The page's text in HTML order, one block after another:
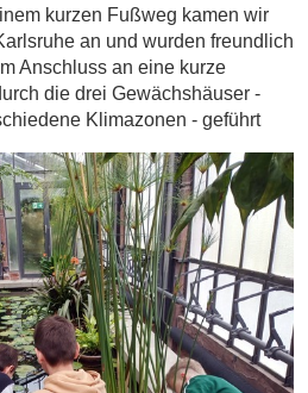
kurzen Fußweg kamen wir
an und wurden freundlich
Anschluss an eine kurze
die drei Gewächshäuser -
Klimazonen - geführt